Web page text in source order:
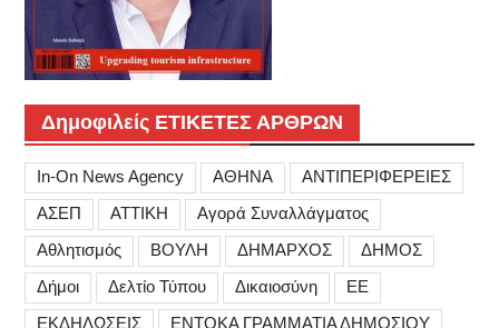
Δημοφιλείς ΕΤΙΚΕΤΕΣ ΑΡΘΡΩΝ
In-On News Agency ΑΘΗΝΑ
ΑΝΤΙΠΕΡΙΦΕΡΕΙΕΣ
ΑΣΕΠ
ΑΤΤΙΚΗ
Αγορά Συναλλάγματος
Αθλητισμός
ΒΟΥΛΗ ΔΗΜΑΡΧΟΣ
ΔΗΜΟΣ
Δήμοι
Δελτίο Τύπου Δικαιοσύνη
ΕΕ
ΕΚΔΗΛΩΣΕΙΣ
ΕΝΤΟΚΑ ΓΡΑΜΜΑΤΙΑ ΔΗΜΟΣΙΟΥ